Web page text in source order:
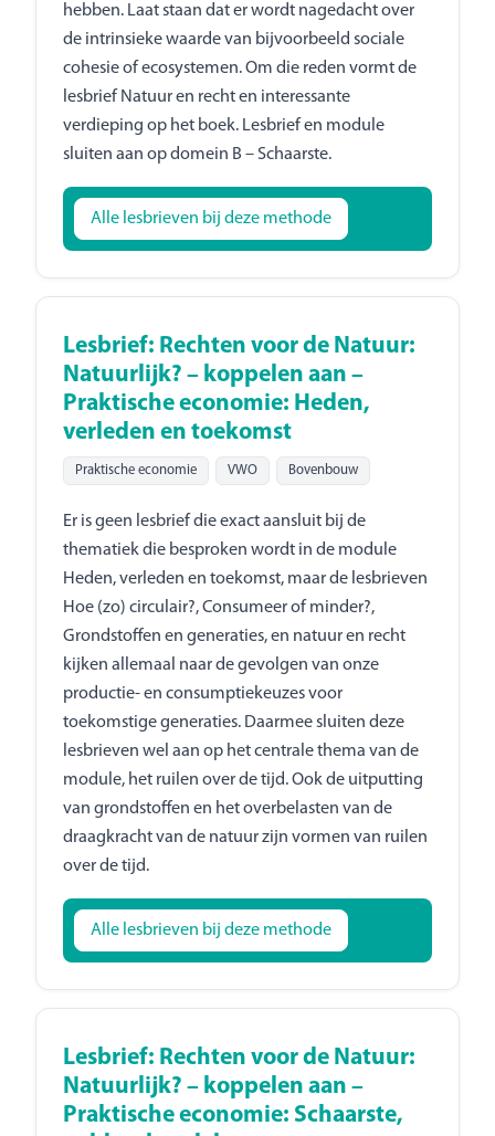
hebben. Laat staan dat er wordt nagedacht over
de intrinsieke waarde van bijvoorbeeld sociale
cohesie of ecosystemen. Om die reden vormt de
lesbrief Natuur en recht en interessante
verdieping op het boek. Lesbrief en module
sluiten aan op domein B – Schaarste.
Alle lesbrieven bij deze methode
Lesbrief: Rechten voor de Natuur:
Natuurlijk? – koppelen aan –
Praktische economie: Heden,
verleden en toekomst
Praktische economie VWO Bovenbouw
Er is geen lesbrief die exact aansluit bij de
thematiek die besproken wordt in de module
Heden, verleden en toekomst, maar de lesbrieven
Hoe (zo) circulair?, Consumeer of minder?,
Grondstoffen en generaties, en natuur en recht
kijken allemaal naar de gevolgen van onze
productie- en consumptiekeuzes voor
toekomstige generaties. Daarmee sluiten deze
lesbrieven wel aan op het centrale thema van de
module, het ruilen over de tijd. Ook de uitputting
van grondstoffen en het overbelasten van de
draagkracht van de natuur zijn vormen van ruilen
over de tijd.
Alle lesbrieven bij deze methode
Lesbrief: Rechten voor de Natuur:
Natuurlijk? – koppelen aan –
Praktische economie: Schaarste,